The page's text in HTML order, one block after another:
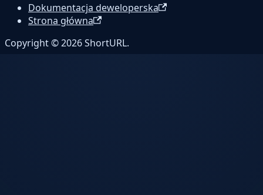
Dokumentacja deweloperska
Strona główna
Copyright © 2026 ShortURL.